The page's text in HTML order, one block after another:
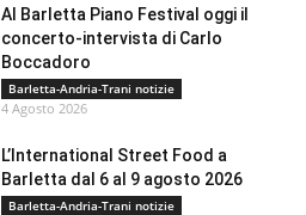
Al Barletta Piano Festival oggi il
concerto-intervista di Carlo
Boccadoro
Barletta-Andria-Trani notizie
4 Agosto 2026
L’International Street Food a
Barletta dal 6 al 9 agosto 2026
Barletta-Andria-Trani notizie